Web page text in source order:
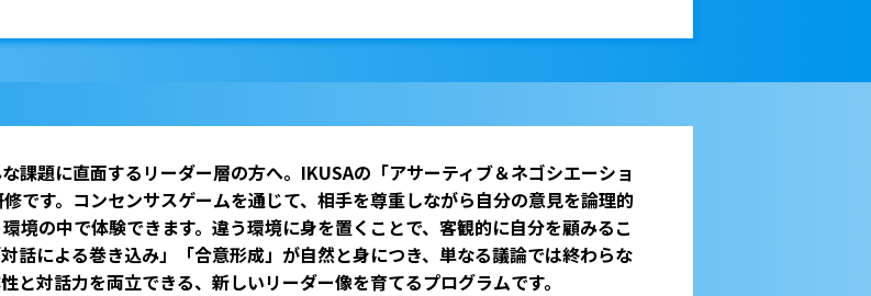
題に直面するリーダー層の方へ。IKUSAの「アサーティブ＆ネゴシエーショ
です。コンセンサスゲームを通じて、相手を尊重しながら自分の意見を論理的
境の中で体験できます。違う環境に身を置くことで、客観的に自分を顧みるこ
話による巻き込み」「合意形成」が自然と身につき、単なる議論では終わらな
と対話力を両立できる、新しいリーダー像を育てるプログラムです。